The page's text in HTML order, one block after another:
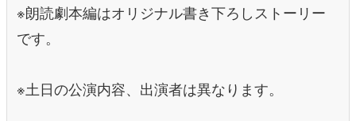
※朗読劇本編はオリジナル書き下ろしストーリー
です。
※土日の公演内容、出演者は異なります。